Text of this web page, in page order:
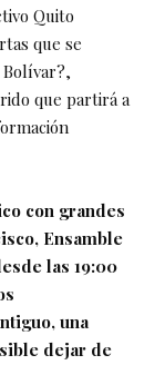
Quito
que se
que partirá a
con grandes
Ensamble
las 19:00
una
dejar de